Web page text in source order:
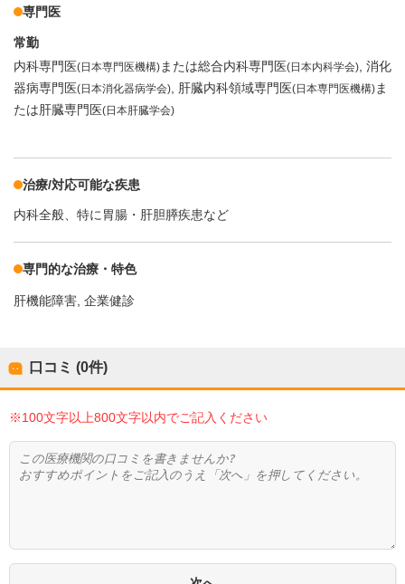
専門医
常勤
内科専門医(日本専門医機構) または総合内科専門医(日本内科学会) 消化
器病専門医(日本消化器病学会) 肝臓内科領域専門医(日本専門医機構) ま
たは肝臓専門医(日本肝臓学会)
治療/対応可能な疾患
内科全般、特に胃腸・肝胆膵疾患など
専門的な治療・特色
肝機能障害 企業健診
口コミ (0件)
※100文字以上800文字以内でご記入ください